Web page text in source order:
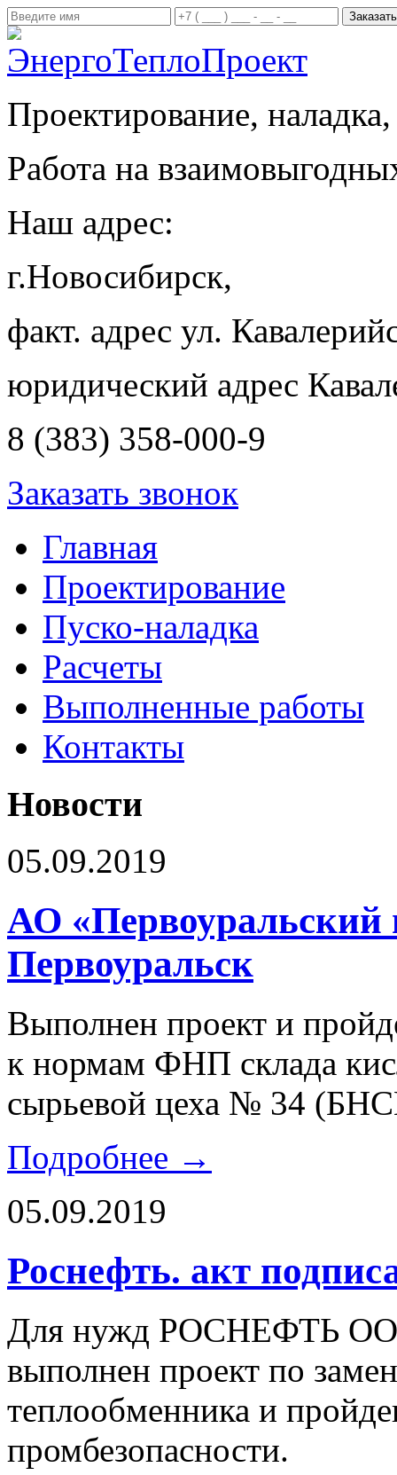
Проектирование, наладка,
Работа на
Наш адрес:
г.Новосибирск,
факт. адрес ул.
юридический адрес
8 (383) 358-000-9
Заказать звонок
Главная
Проектирование
Пуско-наладка
Расчеты
Выполненные работы
Контакты
Новости
05.09.2019
АО «Первоуральский
Первоуральск
Выполнен проект и
к нормам ФНП склада
сырьевой цеха № 34
Подробнее →
05.09.2019
Роснефть. акт
Для нужд РОСНЕФТЬ
выполнен проект по
теплообменника и
промбезопасности.